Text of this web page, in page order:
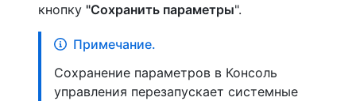
кнопку "Сохранить параметры".
Примечание.
Сохранение параметров в Консоль
управления перезапускает системные